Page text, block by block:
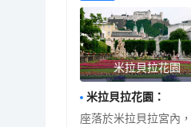
米拉貝拉花園
米拉貝拉花園 ：
座落於米拉貝拉宮內